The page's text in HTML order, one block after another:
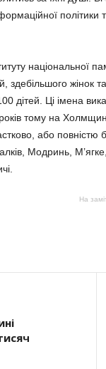
національної
жінок
дітей. Ці імена
тому на
або повністю
Модринь,
На